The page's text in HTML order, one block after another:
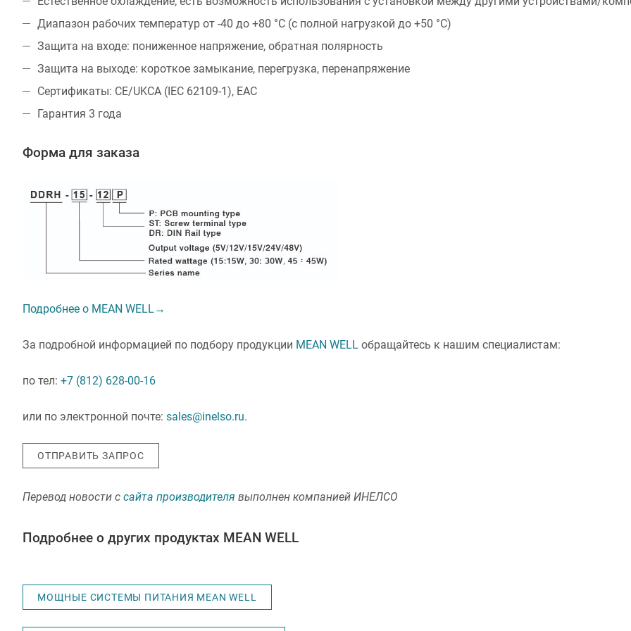
Диапазон рабочих температур от -40 до +80 °С (с полной нагрузкой до +50 °С)
Защита на входе: пониженное напряжение, обратная полярность
Защита на выходе: короткое замыкание, перегрузка, перенапряжение
Сертификаты: CE/UKCA (IEC 62109-1), EAC
Гарантия 3 года
Форма для заказа
Подробнее о MEAN WELL→
За подробной информацией по подбору продукции MEAN WELL обращайтесь к нашим специалистам:
по тел: +7 (812) 628-00-16
или по электронной почте: sales@inelso.ru.
ОТПРАВИТЬ ЗАПРОС
Перевод новости с сайта производителя выполнен компанией ИНЕЛСО
Подробнее о других продуктах MEAN WELL
МОЩНЫЕ СИСТЕМЫ ПИТАНИЯ MEAN WELL